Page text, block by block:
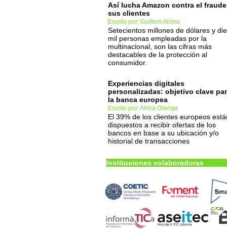
Así lucha Amazon contra el
sus clientes
Escrito por: Guillem Alsina
Setecientos millones de dólares y
mil personas empleadas por la
multinacional, son las cifras más
destacables de la protección al
consumidor.
Experiencias digitales
personalizadas: objetivo clave
la banca europea
Escrito por: Africa Orenga
El 39% de los clientes europeos
dispuestos a recibir ofertas de los
bancos en base a su ubicación y/o
historial de transacciones
Instituciones colaboradoras